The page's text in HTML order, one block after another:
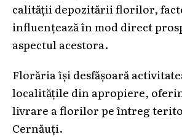
calității depozitării florilor,
influențează în mod direct
aspectul acestora.
Florăria își desfășoară
localitățile din apropiere,
livrare a florilor pe întreg
Cernăuți.